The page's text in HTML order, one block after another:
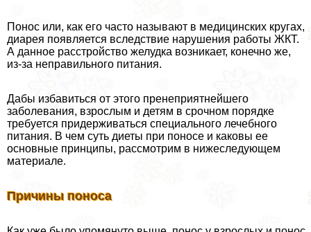
Понос или, как его часто называют в медицинских кругах,
диарея появляется вследствие нарушения работы ЖКТ.
А данное расстройство желудка возникает, конечно же,
из-за неправильного питания.
Дабы избавиться от этого пренеприятнейшего
заболевания, взрослым и детям в срочном порядке
требуется придерживаться специального лечебного
питания. В чем суть диеты при поносе и каковы ее
основные принципы, рассмотрим в нижеследующем
материале.
Причины поноса